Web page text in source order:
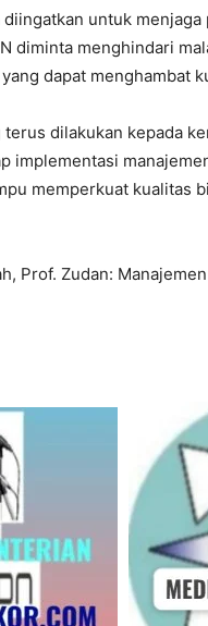
I've
untuk
diminta menghindari
dapat menghambat
dilakukan kepada
implementasi
memperkuat kualitas
Prof. Zudan: